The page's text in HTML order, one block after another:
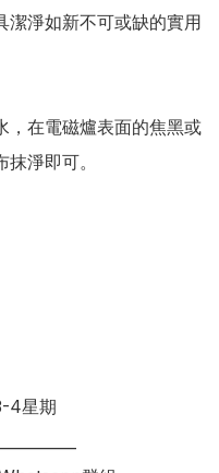
潔淨如新不可或缺的實用
，在電磁爐表面的焦黑或
淨即可。
4星期